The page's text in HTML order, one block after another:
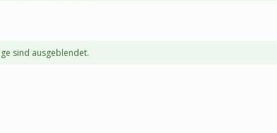
sind ausgeblendet.